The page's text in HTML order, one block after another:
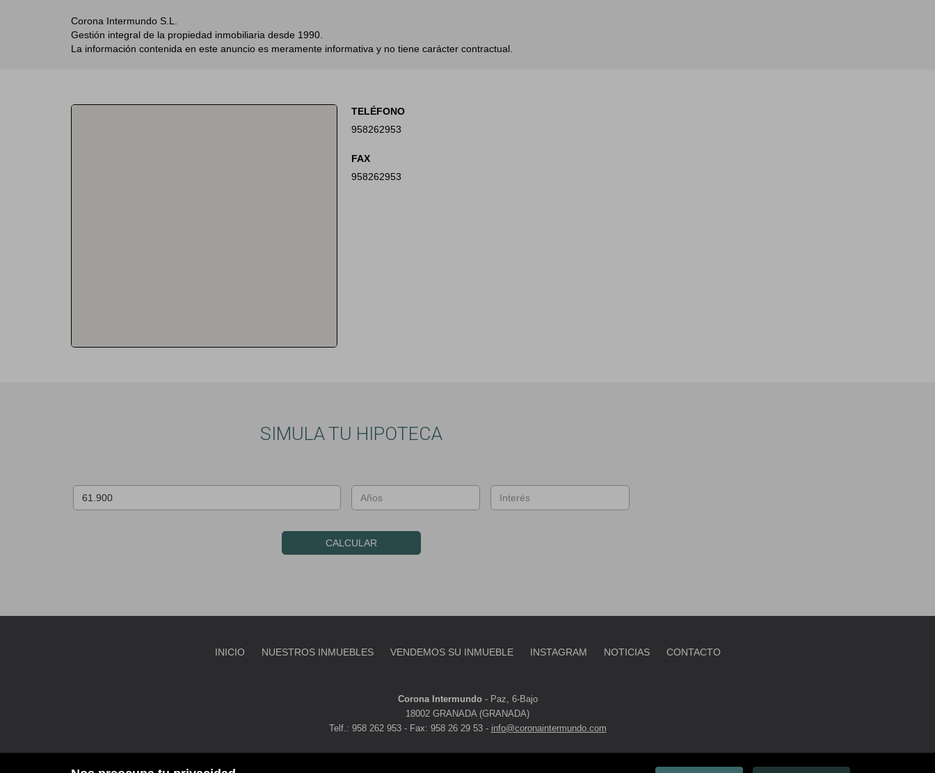
Corona Intermundo S.L.
Gestión integral de la propiedad inmobiliaria desde 1990.
La información contenida en este anuncio es meramente informativa y no tiene carácter contractual.
TELÉFONO
958262953
FAX
958262953
SIMULA TU HIPOTECA
CALCULAR
INICIO NUESTROS INMUEBLES VENDEMOS SU INMUEBLE INSTAGRAM NOTICIAS CONTACTO
Corona Intermundo - Paz, 6-Bajo
18002 GRANADA (GRANADA)
Telf.: 958 262 953 - Fax: 958 26 29 53 - info@coronaintermundo.com